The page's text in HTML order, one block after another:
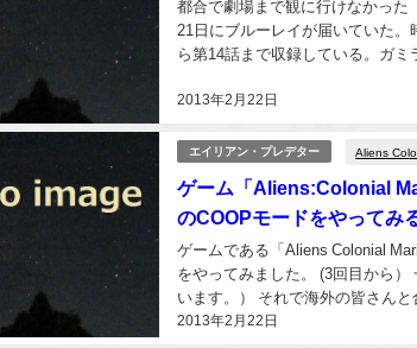
2013年2月22日
都合で劇場まで観に行けなかった
21日にブルーレイが届いていた
ら第14話まで収録している。ガミ
エイリアン・プレデター Aliens
ゲーム「Aliens:Colonial
のCOOPモードをやってみ
2013年2月22日
ゲームである「Aliens Colonial
をやってみました。 (3回目から
います。） それで海外の皆さん
む楽しさは格別でした。皆で行...